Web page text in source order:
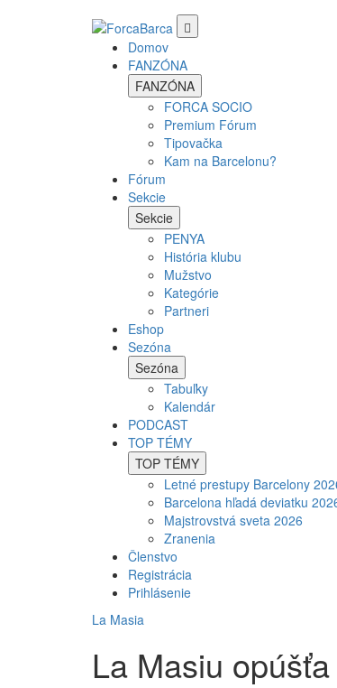
Domov
FANZÓNA
FANZÓNA
FORCA SOCIO
Premium Fórum
Tipovačka
Kam na Barcelonu?
Fórum
Sekcie
Sekcie
PENYA
História klubu
Mužstvo
Kategórie
Partneri
Eshop
Sezóna
Sezóna
Tabuľky
Kalendár
PODCAST
TOP TÉMY
TOP TÉMY
Letné prestupy Barcelony
Barcelona hľadá deviatku
Majstrovstvá sveta 2026
Zranenia
Členstvo
Registrácia
Prihlásenie
La Masia
La Masiu